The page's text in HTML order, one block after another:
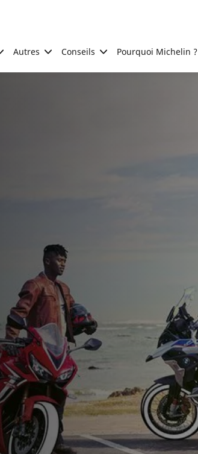
Autres Conseils Pourquoi Michelin ?